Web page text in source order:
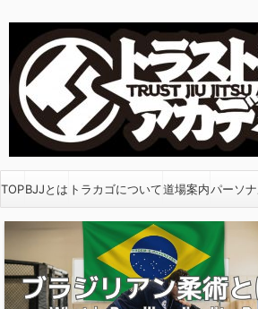
TOPBJJとは トラカゴについて道場案内パーソ